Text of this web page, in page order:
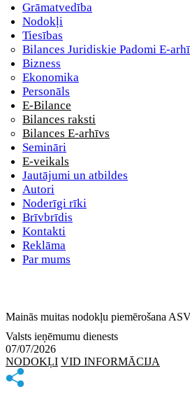
Grāmatvedība
Nodokļi
Tiesības
Bilances Juridiskie Padomi E-
Bizness
Ekonomika
Personāls
E-Bilance
Bilances raksti
Bilances E-arhīvs
Semināri
E-veikals
Jautājumi un atbildes
Autori
Noderīgi rīki
Brīvbrīdis
Kontakti
Reklāma
Par mums
Mainās muitas nodokļu piemērošana
Valsts ieņēmumu dienests
07/07/2026
NODOKĻI VID INFORMĀCIJA